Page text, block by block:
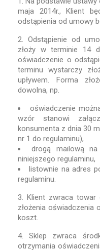
maja 2014r., Klient
odstąpienia od umowy
2. Odstąpienie od
złoży w terminie 14
oświadczenie o
terminu wystarczy
upływem. Forma
dowolna, np.
oświadczenie
wzór stanowi
konsumenta z dnia 30
nr 1 do regulaminu),
drogą mailową
niniejszego regulaminu,
listownie na adres
regulaminu.
3. Klient zwraca towar
złożenia
koszt.
4. Sklep zwraca
otrzymania